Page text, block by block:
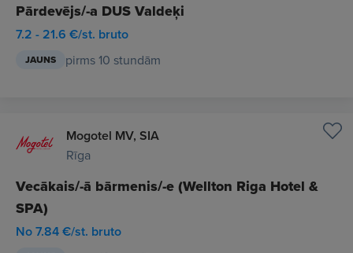
Pārdevējs/-a DUS Valdeķi
7.2 - 21.6 €/st. bruto
JAUNS pirms 10 stundām
Mogotel MV, SIA
Rīga
Vecākais/-ā bārmenis/-e (Wellton Riga Hotel &
SPA)
No 7.84 €/st. bruto